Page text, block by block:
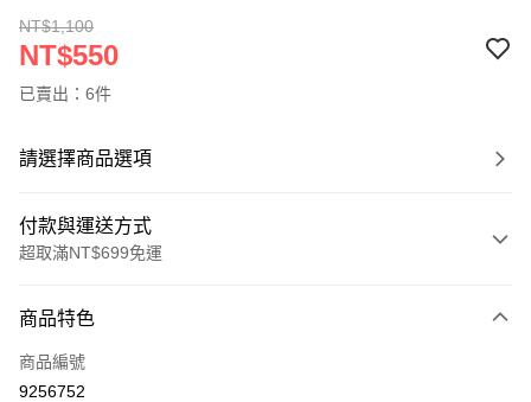
NT$1,100
NT$550
已賣出：6件
請選擇商品選項
付款與運送方式
超取滿NT$699免運
信用卡一次付款
超商取貨付款
商品特色
商品編號
9256752